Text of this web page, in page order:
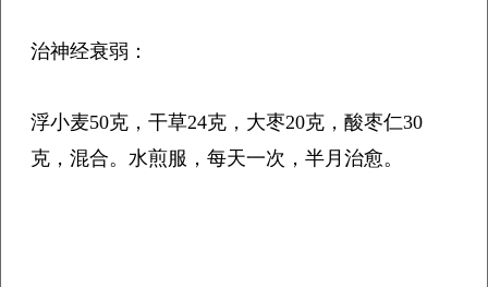
治神经衰弱：
浮小麦50克，干草24克，大枣20克，酸枣仁30
克，混合。水煎服，每天一次，半月治愈。